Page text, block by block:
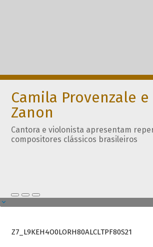
Camila Provenzale e
Zanon
Cantora e violonista apresentam
compositores clássicos brasileiros
Z7_L9KEH4O0LORH80ALCLTPF80S21